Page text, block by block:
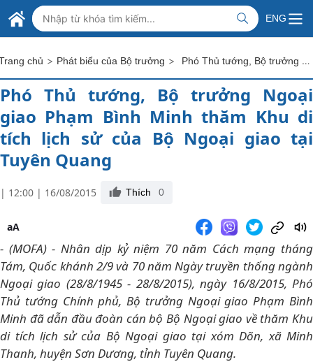
Skip to Main Content
BỘ NGOẠI GIAO VIỆT NAM
MINISTRY OF FOREIGN AFFAIRS
ENG
chủ > Phát biểu của Bộ trưởng > Phó Thủ tướng, Bộ trưởng Ngoại giao Phạm Bình Minh thăm Khu di tích lịch sử của Bộ Ngoại giao tại Tuyên Quang
Phó Thủ tướng, Bộ trưởng Ngoại
giao Phạm Bình Minh thăm Khu di
tích lịch sử của Bộ Ngoại giao tại
Tuyên Quang
| 12:00 | 16/08/2015 Thích 0
aA
- (MOFA) - Nhân dịp kỷ niệm 70 năm Cách mạng tháng
Tám, Quốc khánh 2/9 và 70 năm Ngày truyền thống ngành
Ngoại giao (28/8/1945 - 28/8/2015), ngày 16/8/2015, Phó
Thủ tướng Chính phủ, Bộ trưởng Ngoại giao Phạm Bình
Minh đã dẫn đầu đoàn cán bộ Bộ Ngoại giao về thăm Khu
di tích lịch sử của Bộ Ngoại giao tại xóm Dõn, xã Minh
Thanh, huyện Sơn Dương, tỉnh Tuyên Quang.